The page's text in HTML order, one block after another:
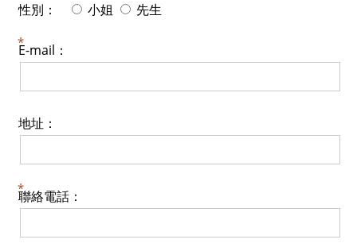
性別： 小姐 先生
E-mail：
地址：
聯絡電話：